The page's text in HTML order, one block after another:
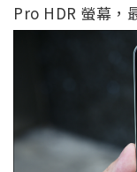
Pro HDR 螢幕，